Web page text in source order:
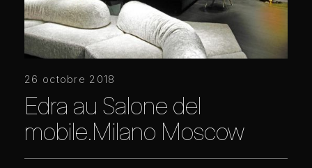
26 octobre 2018
Edra au Salone del
mobile.Milano Moscow